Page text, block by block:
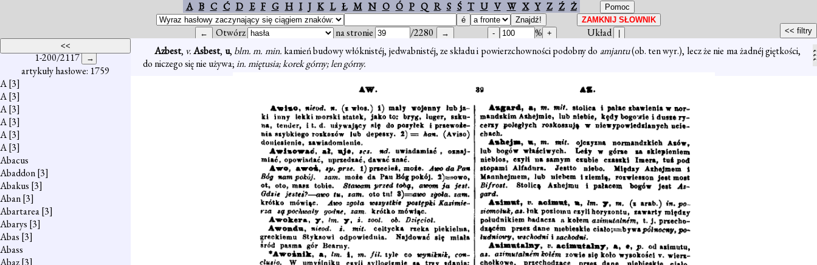
A B C Ć D E F G H I J K L Ł M N O Ó P Q R S Ś T U V W X Y Z Ź Ż
Otwórz na stronie /2280 %
Układ
1-200/2117
artykuły hasłowe: 1759
A[3]
A[3]
A[3]
A[3]
A[3]
A[3]
Abacus
Abaddon[3]
Abakus [3]
Aban[3]
Abartarea[3]
Abarys [3]
Abas [3]
Abass
Abaz[3]
Azbest, v.Asbest, u, blm. m. min. kamień budowy włóknistéj, jedwabnistéj, ze składu i powierzchowności podobny do amjantu(ob. ten wyr.), lecz że nie ma żadnéj giętkości,
do niczego się nie używa;in. miętusia; korek górny; len górny.